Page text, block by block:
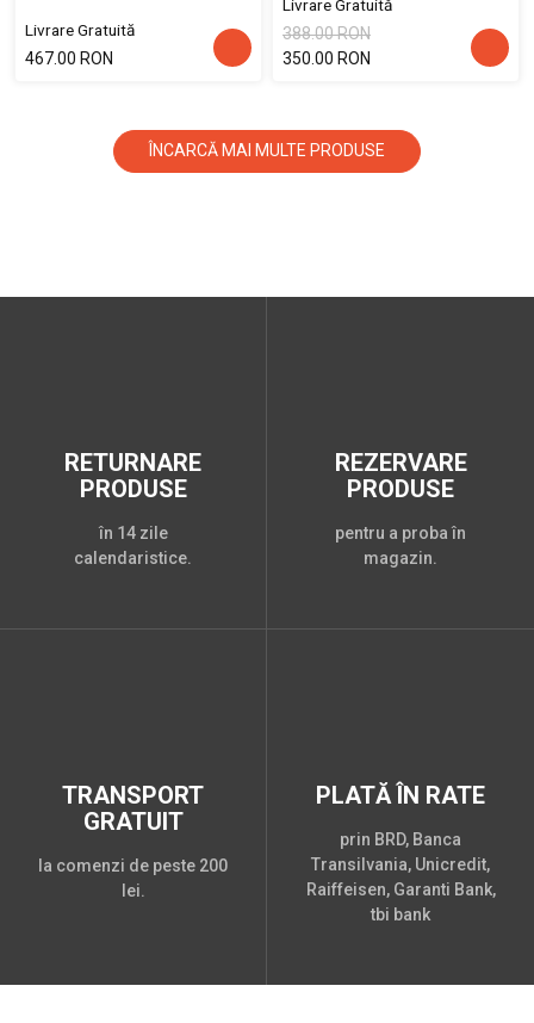
Livrare Gratuită
467.00 RON
Livrare Gratuită
388.00 RON
350.00 RON
ÎNCARCĂ MAI MULTE PRODUSE
RETURNARE
PRODUSE
în 14 zile
calendaristice.
REZERVARE
PRODUSE
pentru a proba în
magazin.
TRANSPORT
GRATUIT
la comenzi de peste 200
lei.
PLATĂ ÎN RATE
prin BRD, Banca
Transilvania, Unicredit,
Raiffeisen, Garanti Bank,
tbi bank